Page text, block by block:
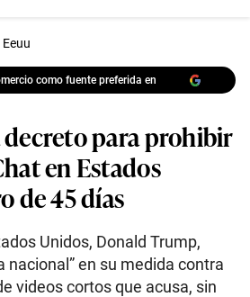
Eeuu
como fuente preferida en
para prohibir
en Estados
de 45 días
Unidos, Donald Trump,
nacional” en su medida contra
videos cortos que acusa, sin